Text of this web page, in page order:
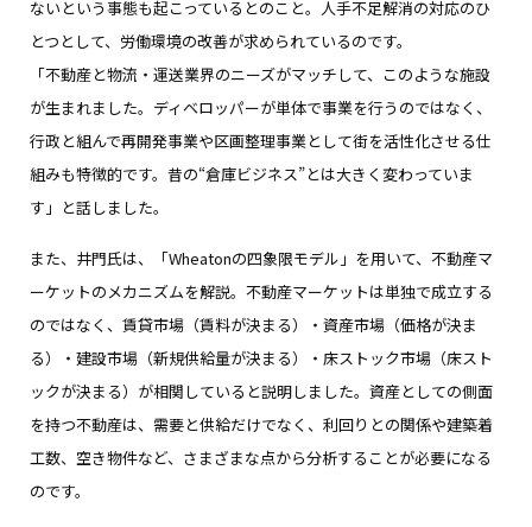
ないという事態も起こっているとのこと。人手不足解消の対応のひ
とつとして、労働環境の改善が求められているのです。
「不動産と物流・運送業界のニーズがマッチして、このような施設
が生まれました。ディベロッパーが単体で事業を行うのではなく、
行政と組んで再開発事業や区画整理事業として街を活性化させる仕
組みも特徴的です。昔の“倉庫ビジネス”とは大きく変わっていま
す」と話しました。
また、井門氏は、「Wheatonの四象限モデル」を用いて、不動産マ
ーケットのメカニズムを解説。不動産マーケットは単独で成立する
のではなく、賃貸市場（賃料が決まる）・資産市場（価格が決ま
る）・建設市場（新規供給量が決まる）・床ストック市場（床スト
ックが決まる）が相関していると説明しました。資産としての側面
を持つ不動産は、需要と供給だけでなく、利回りとの関係や建築着
工数、空き物件など、さまざまな点から分析することが必要になる
のです。